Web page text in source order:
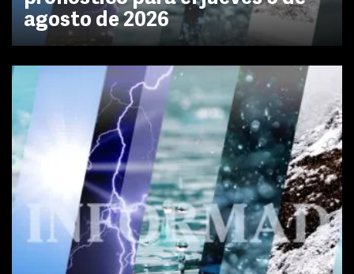
agosto de 2026